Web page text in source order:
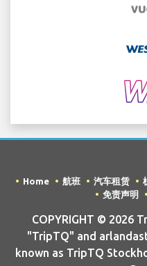
Home 航班 汽车租赁
免责声明
COPYRIGHT © 2026
"TripTQ" and
known as TripTQ